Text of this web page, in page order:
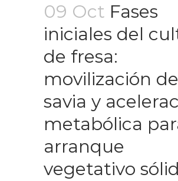
09 Oct Fases
iniciales del
de fresa:
movilización de
savia y
metabólica
arranque
vegetativo